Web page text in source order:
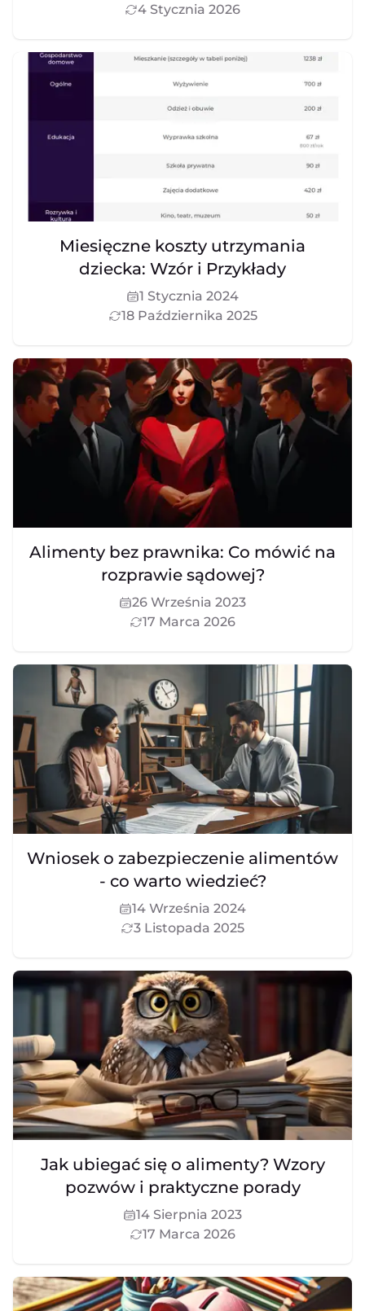
4 Stycznia 2026
Miesięczne koszty utrzymania
dziecka: Wzór i Przykłady
1 Stycznia 2024
18 Października 2025
Alimenty bez prawnika: Co mówić na
rozprawie sądowej?
26 Września 2023
17 Marca 2026
Wniosek o zabezpieczenie alimentów
- co warto wiedzieć?
14 Września 2024
3 Listopada 2025
Jak ubiegać się o alimenty? Wzory
pozwów i praktyczne porady
14 Sierpnia 2023
17 Marca 2026